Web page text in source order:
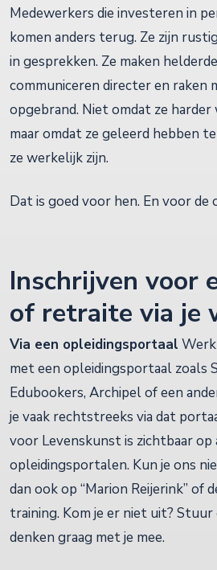
Medewerkers die investeren in
komen anders terug. Ze zijn
in gesprekken. Ze maken
communiceren directer en raken
opgebrand. Niet omdat ze harder
maar omdat ze geleerd hebben
ze werkelijk zijn.
Dat is goed voor hen. En voor de
Inschrijven voor
of retraite via je
Via een opleidingsportaal Werk
met een opleidingsportaal zoals
Edubookers, Archipel of een
je vaak rechtstreeks via dat
voor Levenskunst is zichtbaar op
opleidingsportalen. Kun je ons
dan ook op “Marion Reijerink” of
training. Kom je er niet uit? Stuur
denken graag met je mee.